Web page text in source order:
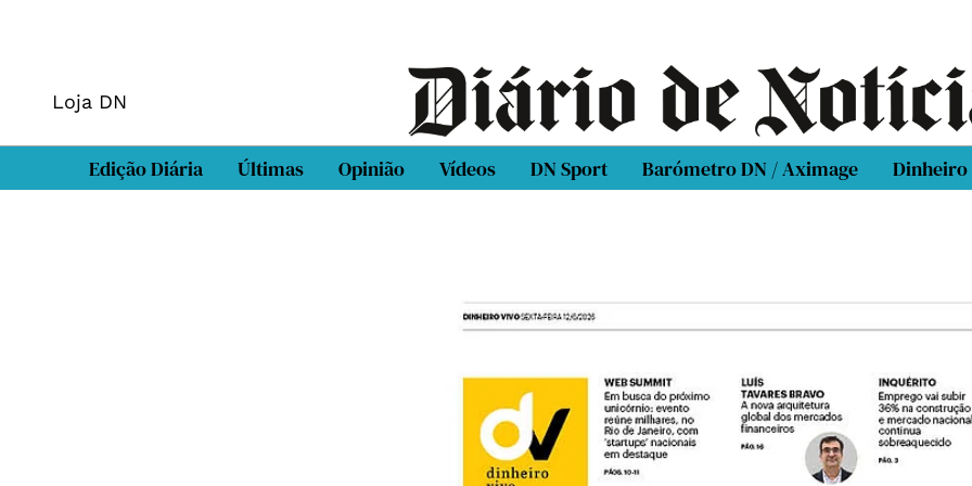
Loja DN
Edição Diária Últimas Opinião Vídeos DN Sport Barómetro DN / Aximage Dinheiro